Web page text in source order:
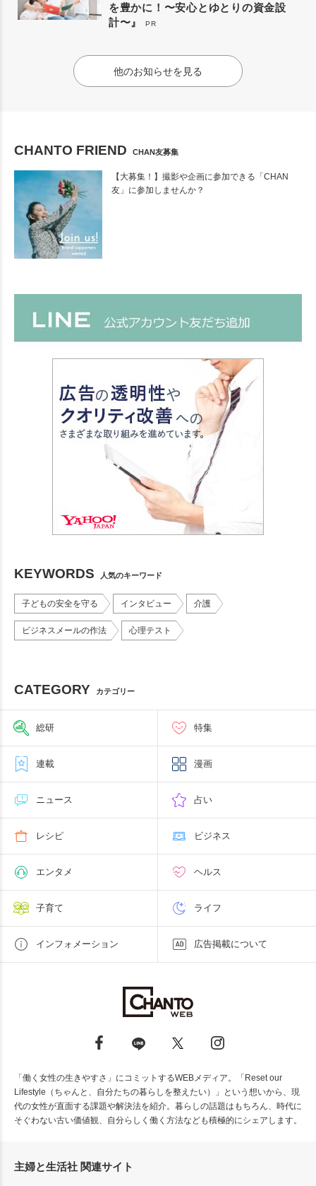
を豊かに！〜安心とゆとりの資金設
計〜』
PR
他のお知らせを見る
CHANTO FRIEND CHAN友募集
【大募集！】撮影や企画に参加できる「CHAN
友」に参加しませんか？
KEYWORDS 人気のキーワード
子どもの安全を守る インタビュー 介護
ビジネスメールの作法 心理テスト
CATEGORY カテゴリー
総研 特集
連載 漫画
ニュース 占い
レシピ ビジネス
エンタメ ヘルス
子育て ライフ
インフォメーション 広告掲載について
「働く女性の生きやすさ」にコミットするWEBメディア。「Reset our
Lifestyle（ちゃんと、自分たちの暮らしを整えたい）」という想いから、現
代の女性が直面する課題や解決法を紹介。暮らしの話題はもちろん、時代に
そぐわない古い価値観、自分らしく働く方法なども積極的にシェアします。
主婦と生活社 関連サイト